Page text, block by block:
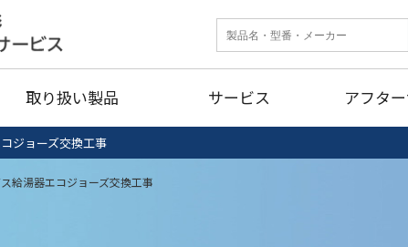
取り扱い製品
灯油タンク
サービス アフタ
ジョーズ交換工事
給湯器エコジョーズ交換工事
暖房
エコキュート
給湯器清掃・点検 ホームタンク清掃・点検